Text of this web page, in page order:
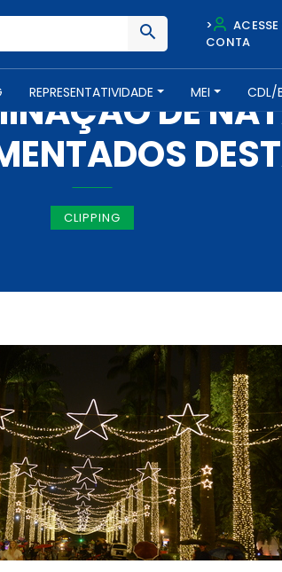
>
CONTA
REPRESENTATIVIDADE MEI CDL/
-13 DE DEZEMBRO DE 2019
DE
CLIPPING